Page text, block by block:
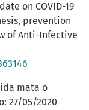
on COVID-19
prevention
of Anti-Infective
mata o
27/05/2020